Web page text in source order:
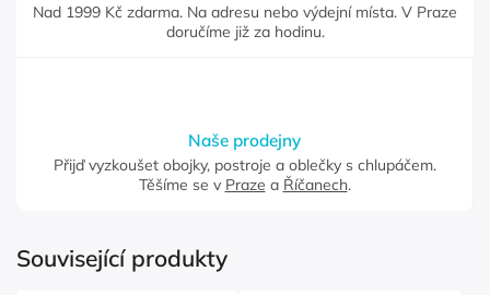
Nad 1999 Kč zdarma. Na adresu nebo výdejní místa. V Praze
doručíme již za hodinu.
Naše prodejny
Přijď vyzkoušet obojky, postroje a oblečky s chlupáčem.
Těšíme se v Praze a Říčanech.
Související produkty